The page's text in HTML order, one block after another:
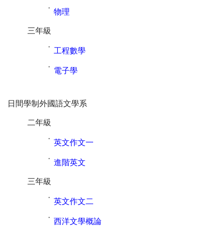
˙ 物理
三年級
˙ 工程數學
˙ 電子學
日間學制外國語文學系
二年級
˙ 英文作文一
˙ 進階英文
三年級
˙ 英文作文二
˙ 西洋文學概論